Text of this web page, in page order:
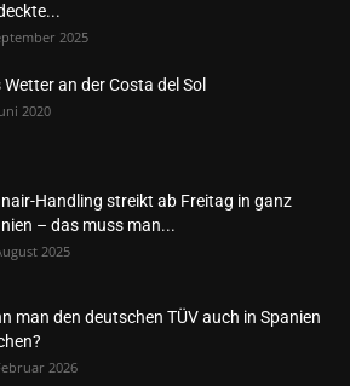
2025
Wetter an der Costa del Sol
2020
Handling streikt ab Freitag in ganz
– das muss man...
2025
man den deutschen TÜV auch in Spanien
2026